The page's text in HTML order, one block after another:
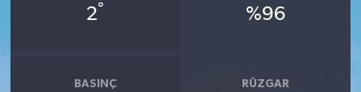
2° %96
BASINÇ RÜZGAR